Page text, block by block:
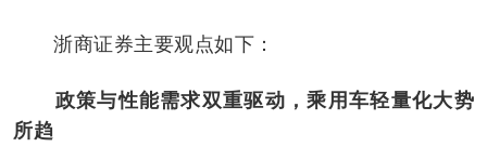
浙商证券主要观点如下：
政策与性能需求双重驱动，乘用车轻量化大势
所趋